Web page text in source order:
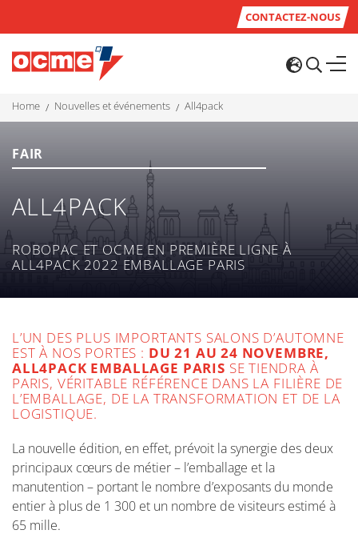
CONTACTEZ-NOUS
home nouvelles et événements all4pack
FAIR
ALL4PACK
ROBOPAC ET OCME EN PREMIÈRE LIGNE À
ALL4PACK 2022 EMBALLAGE PARIS
L’UN DES PLUS IMPORTANTS SALONS D’AUTOMNE
EST À NOS PORTES : DU 21 AU 24 NOVEMBRE,
ALL4PACK EMBALLAGE PARIS SE TIENDRA À
PARIS, VÉRITABLE RÉFÉRENCE DANS LA FILIÈRE DE
L’EMBALLAGE, DE LA TRANSFORMATION ET DE LA
LOGISTIQUE.
La nouvelle édition, en effet, prévoit la synergie des deux
principaux cœurs de métier – l’emballage et la
manutention – portant le nombre d’exposants du monde
entier à plus de 1 300 et un nombre de visiteurs estimé à
65 mille.